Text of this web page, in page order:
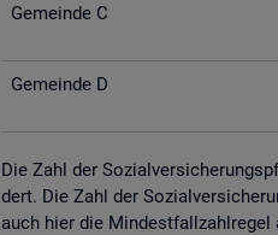
Ge­mein­de C
Ge­mein­de D
Die Zahl der
dert. Die Zahl der
auch hier die Min­dest­fall­zahl­re­gel